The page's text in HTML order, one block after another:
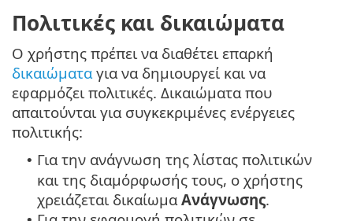
Πολιτικές και δικαιώματα
Ο χρήστης πρέπει να διαθέτει επαρκή
δικαιώματαγια να δημιουργεί και να
εφαρμόζει πολιτικές. Δικαιώματα που
απαιτούνται για συγκεκριμένες ενέργειες
πολιτικής:
• Για την ανάγνωση της λίστας πολιτικών
και της διαμόρφωσής τους, ο χρήστης
χρειάζεται δικαίωμαΑνάγνωσης.